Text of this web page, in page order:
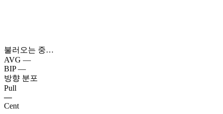
불러오는 중…
AVG —
BIP —
방향 분포
Pull
—
Cent